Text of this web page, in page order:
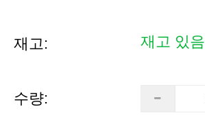
재고: 재고 있음
수량: